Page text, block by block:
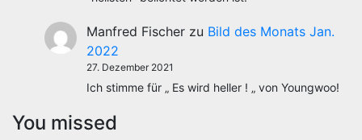
Manfred Fischer zu Bild des Monats Jan.
2022
27. Dezember 2021
Ich stimme für „ Es wird heller ! „ von Youngwoo!
You missed